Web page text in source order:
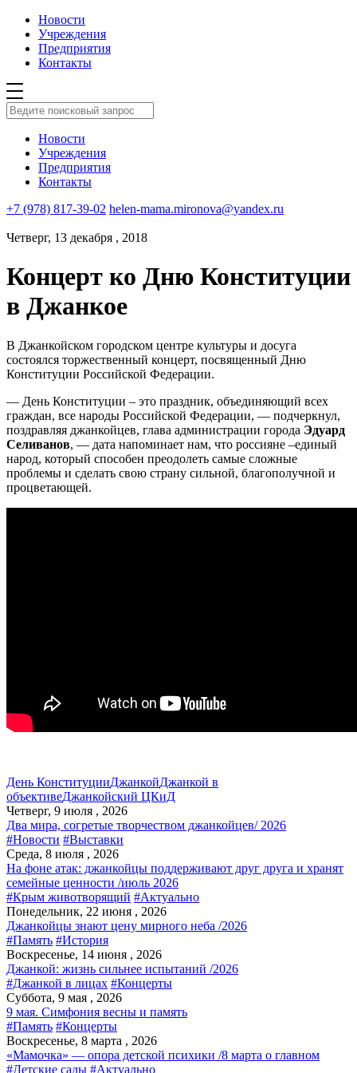
Новости
Учреждения
Предприятия
Контакты
Новости
Учреждения
Предприятия
Контакты
+7 (978) 817-39-02 helen-mama.mironova@yandex.ru
Четверг, 13 декабря , 2018
Концерт ко Дню Конституции
в Джанкое
В Джанкойском городском центре культуры и досуга
состоялся торжественный концерт, посвященный Дню
Конституции Российской Федерации.
— День Конституции – это праздник, объединяющий всех
граждан, все народы Российской Федерации, — подчеркнул,
поздравляя джанкойцев, глава администрации города Эдуард
Селиванов, — дата напоминает нам, что россияне –единый
народ, который способен преодолеть самые сложные
проблемы и сделать свою страну сильной, благополучной и
процветающей.
День КонституцииДжанкойДжанкой в
объективеДжанкойский ЦКиД
Четверг, 9 июля , 2026
Два мира, согретые творчеством джанкойцев/ 2026
#Новости #Выставки
Среда, 8 июля , 2026
На фоне атак: джанкойцы поддерживают друг друга и хранят
семейные ценности /июль 2026
#Крым животворящий #Актуально
Понедельник, 22 июня , 2026
Джанкойцы знают цену мирного неба /2026
#Память #История
Воскресенье, 14 июня , 2026
Джанкой: жизнь сильнее испытаний /2026
#Джанкой в лицах #Концерты
Суббота, 9 мая , 2026
9 мая. Симфония весны и память
#Память #Концерты
Воскресенье, 8 марта , 2026
«Мамочка» — опора детской психики /8 марта о главном
#Детские сады #Актуально